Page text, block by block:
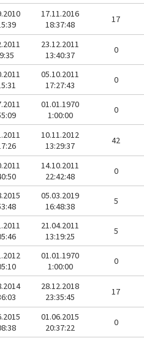
17.11.2016
18:37:48
17
23.12.2011
13:40:37
0
05.10.2011
17:27:43
0
01.01.1970
1:00:00
0
10.11.2012
13:29:37
42
14.10.2011
22:42:48
0
05.03.2019
16:48:38
5
21.04.2011
13:19:25
5
01.01.1970
1:00:00
0
28.12.2018
23:35:45
17
01.06.2015
20:37:22
0